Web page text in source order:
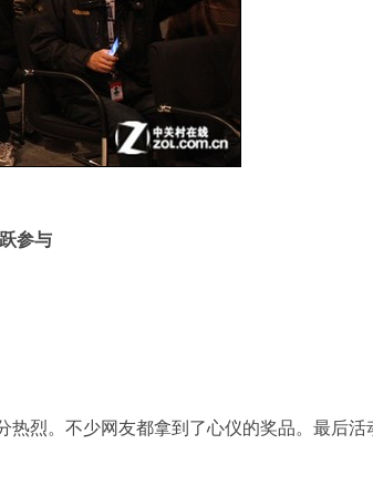
参与
烈。不少网友都拿到了心仪的奖品。最后活